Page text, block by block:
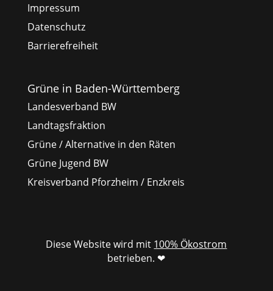
Impressum
Datenschutz
Barrierefreiheit
Grüne in Baden-Württemberg
Landesverband BW
Landtagsfraktion
Grüne / Alternative in den Räten
Grüne Jugend BW
Kreisverband Pforzheim / Enzkreis
Diese Website wird mit 100% Ökostrom
betrieben. ❤